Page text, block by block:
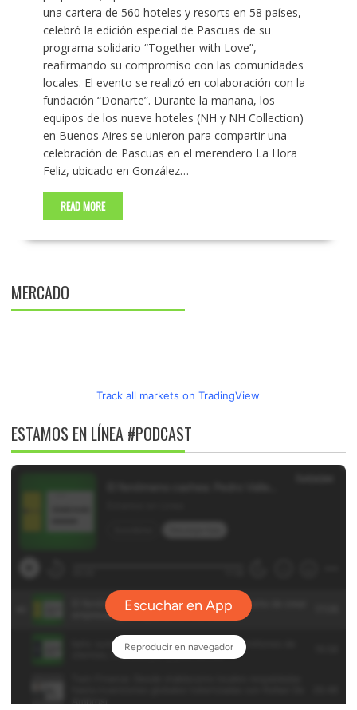
una cartera de 560 hoteles y resorts en 58 países,
celebró la edición especial de Pascuas de su
programa solidario “Together with Love”,
reafirmando su compromiso con las comunidades
locales. El evento se realizó en colaboración con la
fundación “Donarte”. Durante la mañana, los
equipos de los nueve hoteles (NH y NH Collection)
en Buenos Aires se unieron para compartir una
celebración de Pascuas en el merendero La Hora
Feliz, ubicado en González…
READ MORE
MERCADO
Track all markets on TradingView
ESTAMOS EN LÍNEA #PODCAST